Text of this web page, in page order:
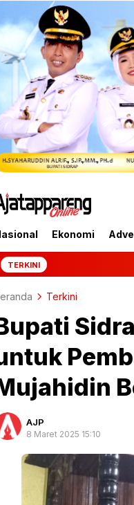
Ekonomi
TERKINI
Terkini
AJP
8 Maret 2025 15:10